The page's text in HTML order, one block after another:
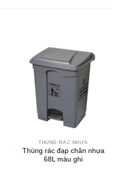
THÙNG RÁC NHỰA
Thùng rác đạp chân nhựa
68L màu ghi